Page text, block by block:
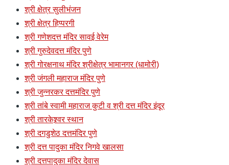
श्री क्षेत्र सुलीभंजन
श्री क्षेत्र हिप्परगी
श्री गणेशदत्त मंदिर सावई वेरेम
श्री गुरुदेवदत्त मंदिर पुणे
श्री गोरक्षनाथ मंदिर श्रीक्षेत्र भामानगर (धामोरी)
श्री जंगली महाराज मंदिर पुणे
श्री जुन्नरकर दत्तमंदिर पुणे
श्री तांबे स्वामी महाराज कुटी व श्री दत्त मंदिर इंदूर
श्री तारकेश्र्वर स्थान
श्री दगडुशेठ दत्तमंदिर पुणे
श्री दत्त पादुका मंदिर निगवे खालसा
श्री दत्तपादुका मंदिर देवास